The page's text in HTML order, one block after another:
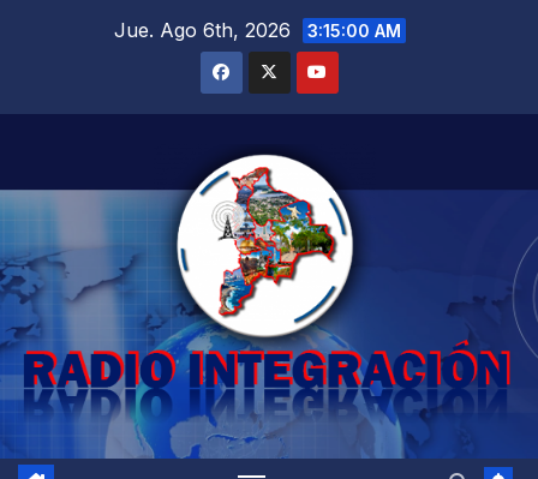
Jue. Ago 6th, 2026 3:15:01 AM